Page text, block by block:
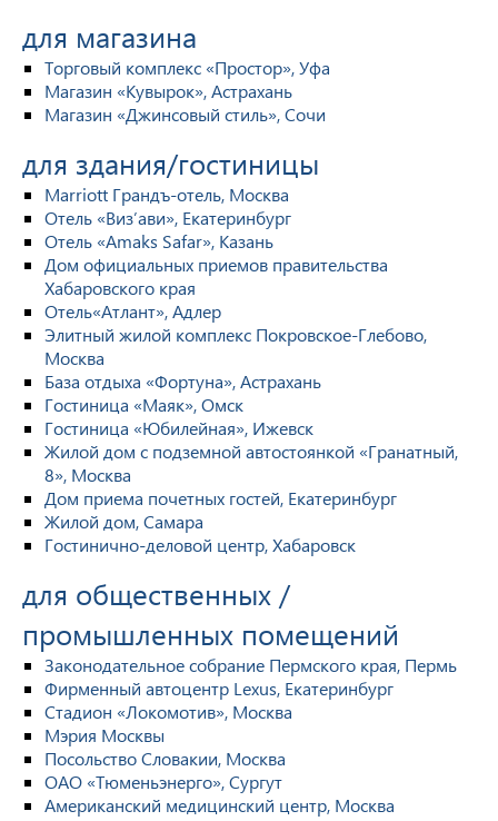
для магазина
Торговый комплекс «Простор», Уфа
Магазин «Кувырок», Астрахань
Магазин «Джинсовый стиль», Сочи
для здания/гостиницы
Marriott Грандъ-отель, Москва
Отель «Виз’ави», Екатеринбург
Отель «Amaks Safar», Казань
Дом официальных приемов правительства
Хабаровского края
Отель«Атлант», Адлер
Элитный жилой комплекс Покровское-Глебово,
Москва
База отдыха «Фортуна», Астрахань
Гостиница «Маяк», Омск
Гостиница «Юбилейная», Ижевск
Жилой дом с подземной автостоянкой «Гранатный,
8», Москва
Дом приема почетных гостей, Екатеринбург
Жилой дом, Самара
Гостинично-деловой центр, Хабаровск
для общественных /
промышленных помещений
Законодательное собрание Пермского края, Пермь
Фирменный автоцентр Lexus, Екатеринбург
Стадион «Локомотив», Москва
Мэрия Москвы
Посольство Словакии, Москва
ОАО «Тюменьэнерго», Сургут
Американский медицинский центр, Москва